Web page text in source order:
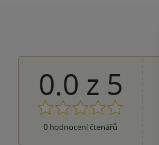
0.0 z 5
0 hodnocení čtenářů